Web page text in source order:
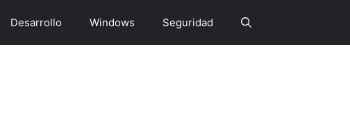
Desarrollo Windows Seguridad